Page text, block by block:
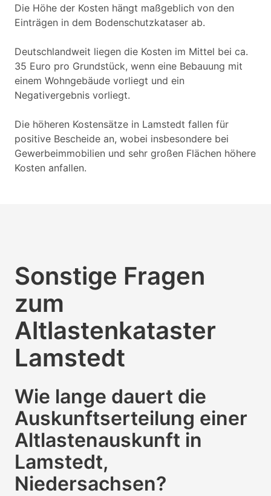
Die Höhe der Kosten hängt maßgeblich von den
Einträgen in dem Bodenschutzkataser ab.
Deutschlandweit liegen die Kosten im Mittel bei ca.
35 Euro pro Grundstück, wenn eine Bebauung mit
einem Wohngebäude vorliegt und ein
Negativergebnis vorliegt.
Die höheren Kostensätze in Lamstedt fallen für
positive Bescheide an, wobei insbesondere bei
Gewerbeimmobilien und sehr großen Flächen höhere
Kosten anfallen.
Sonstige Fragen
zum
Altlastenkataster
Lamstedt
Wie lange dauert die
Auskunftserteilung einer
Altlastenauskunft in
Lamstedt,
Niedersachsen?